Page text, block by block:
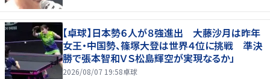
【卓球】日本勢６人が８強進出 大藤沙月は昨年
女王・中国勢、篠塚大登は世界４位に挑戦 準決
勝で張本智和ＶＳ松島輝空が実現なるか」
2026/08/07 19:58卓球